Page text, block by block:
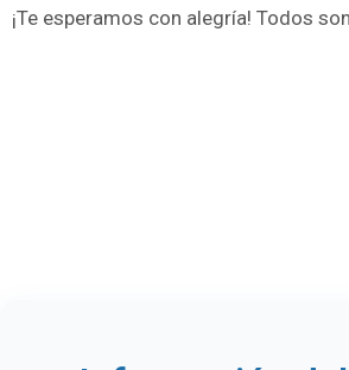
¡Te esperamos con alegría! Todos